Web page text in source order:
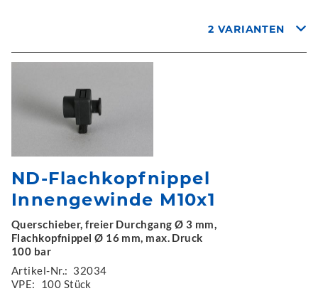
2 VARIANTEN
ND-Flachkopfnippel
Innengewinde M10x1
Querschieber, freier Durchgang Ø 3 mm,
Flachkopfnippel Ø 16 mm, max. Druck
100 bar
Artikel-Nr.: 32034
VPE:
100 Stück